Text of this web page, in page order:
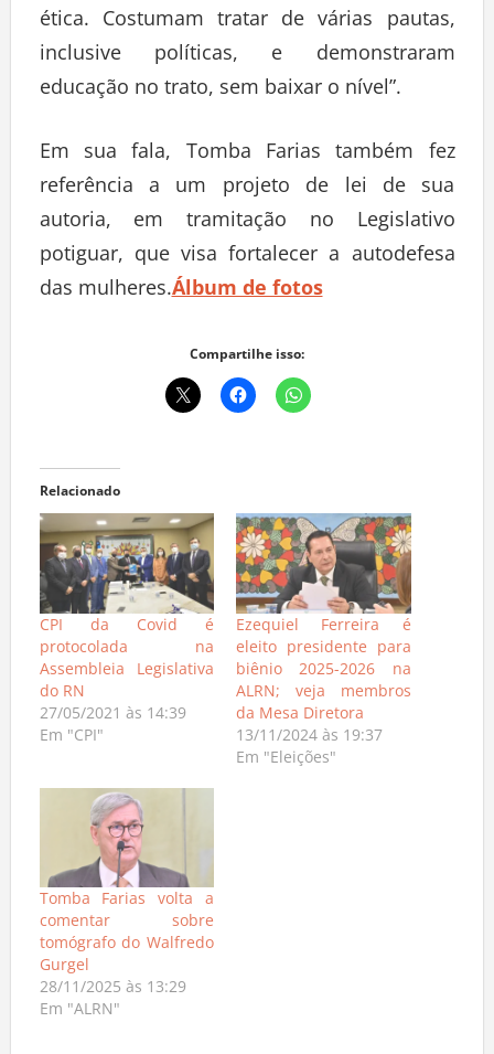
ética. Costumam tratar de várias pautas,
inclusive políticas, e demonstraram
educação no trato, sem baixar o nível”.
Em sua fala, Tomba Farias também fez
referência a um projeto de lei de sua
autoria, em tramitação no Legislativo
potiguar, que visa fortalecer a autodefesa
das mulheres.Álbum de fotos
Compartilhe isso:
Relacionado
CPI da Covid é
protocolada na
Assembleia Legislativa
do RN
27/05/2021 às 14:39
Em "CPI"
Ezequiel Ferreira é
eleito presidente para
biênio 2025-2026 na
ALRN; veja membros
da Mesa Diretora
13/11/2024 às 19:37
Em "Eleições"
Tomba Farias volta a
comentar sobre
tomógrafo do Walfredo
Gurgel
28/11/2025 às 13:29
Em "ALRN"